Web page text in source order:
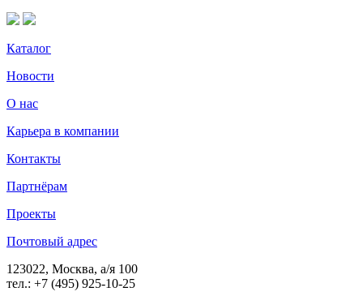
Каталог
Новости
О нас
Карьера в компании
Контакты
Партнёрам
Проекты
Почтовый адрес
123022, Москва, а/я 100
тел.: +7 (495) 925-10-25